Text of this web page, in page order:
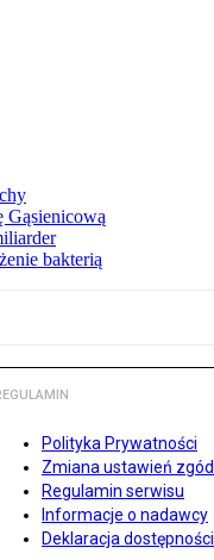
Gąsienicową
bakterią
Polityka Prywatności
Zmiana ustawień zgód
Regulamin serwisu
Informacje o nadawcy
Deklaracja dostępności